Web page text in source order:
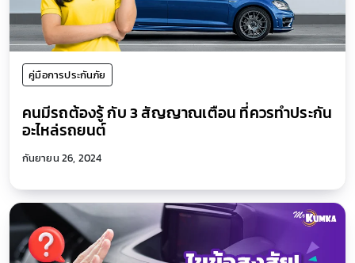
คู่มือการประกันภัย
คนมีรถต้องรู้ กับ 3 สัญญาณเตือน ที่ควรทำประกัน
อะไหล่รถยนต์
กันยายน 26, 2024